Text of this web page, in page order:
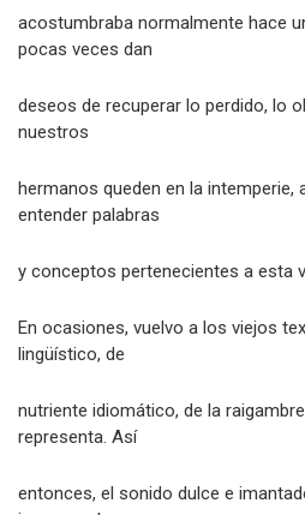
acostumbraba normalmente hace
pocas veces dan
deseos de recuperar lo perdido, lo
nuestros
hermanos queden en la intemperie,
entender palabras
y conceptos pertenecientes a esta
En ocasiones, vuelvo a los viejos
lingüístico, de
nutriente idiomático, de la
representa. Así
entonces, el sonido dulce e